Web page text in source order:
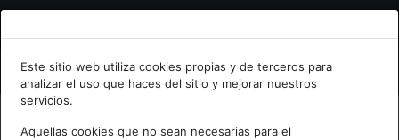
Bienvenid@ a psiquiatria.com
Escribe tu Email
Este sitio web utiliza cookies propias y de terceros para
analizar el uso que haces del sitio y mejorar nuestros
servicios.
Aquellas cookies que no sean necesarias para el